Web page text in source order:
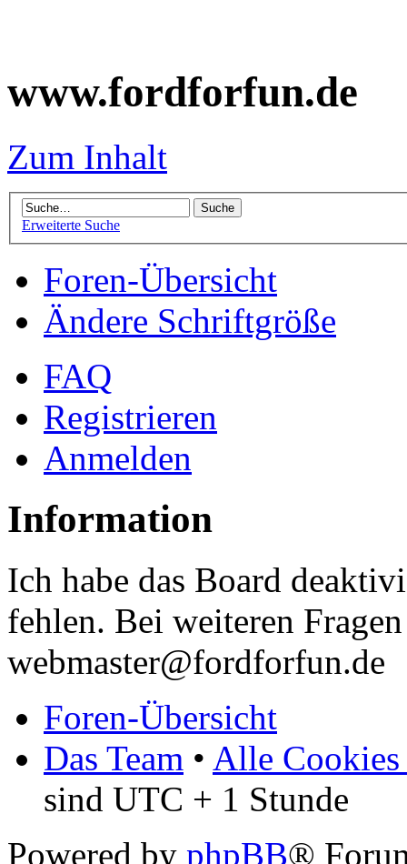
www.fordforfun.de
Zum Inhalt
Erweiterte Suche
Foren-Übersicht
Ändere Schriftgröße
FAQ
Registrieren
Anmelden
Information
Ich habe das Board
fehlen. Bei weiteren
webmaster@fordforfun.de
Foren-Übersicht
Das Team • Alle Cookies
sind UTC + 1 Stunde
Powered by phpBB®